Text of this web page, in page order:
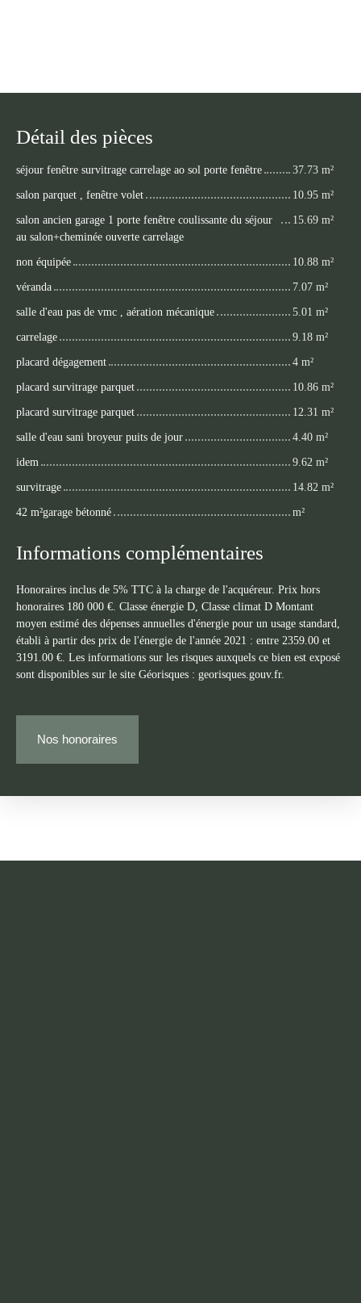
Détail des pièces
séjour fenêtre survitrage carrelage ao sol porte fenêtre
37.73 m²
salon parquet , fenêtre volet
10.95 m²
salon ancien garage 1 porte fenêtre coulissante du séjour
au salon+cheminée ouverte carrelage
15.69 m²
non équipée
10.88 m²
véranda
7.07 m²
salle d'eau pas de vmc , aération mécanique
5.01 m²
carrelage
9.18 m²
placard dégagement
4 m²
placard survitrage parquet
10.86 m²
placard survitrage parquet
12.31 m²
salle d'eau sani broyeur puits de jour
4.40 m²
idem
9.62 m²
survitrage
14.82 m²
42 m²garage bétonné
m²
Informations complémentaires
Honoraires inclus de 5% TTC à la charge de l'acquéreur. Prix hors
honoraires 180 000 €. Classe énergie D, Classe climat D Montant
moyen estimé des dépenses annuelles d'énergie pour un usage standard,
établi à partir des prix de l'énergie de l'année 2021 : entre 2359.00 et
3191.00 €. Les informations sur les risques auxquels ce bien est exposé
sont disponibles sur le site Géorisques : georisques.gouv.fr.
Nos honoraires